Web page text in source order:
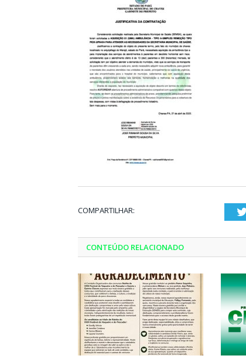
COMPARTILHAR:
CONTEÚDO RELACIONADO